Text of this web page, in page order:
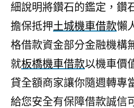
細說明將鑽石的鑑定，鑽
擔保抵押土城機車借款懶
格借款資金部分金融機構
就板橋機車借款以機車價
貸全額商家讓你隨週轉專
給您安全有保障借款誠信